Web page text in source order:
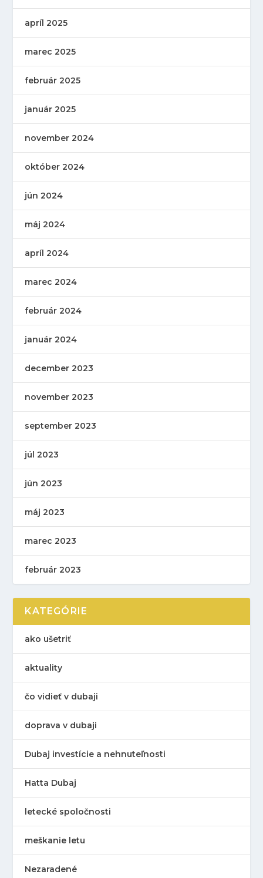
apríl 2025
marec 2025
február 2025
január 2025
november 2024
október 2024
jún 2024
máj 2024
apríl 2024
marec 2024
február 2024
január 2024
december 2023
november 2023
september 2023
júl 2023
jún 2023
máj 2023
marec 2023
február 2023
KATEGÓRIE
ako ušetriť
aktuality
čo vidieť v dubaji
doprava v dubaji
Dubaj investície a nehnuteľnosti
Hatta Dubaj
letecké spoločnosti
meškanie letu
Nezaradené